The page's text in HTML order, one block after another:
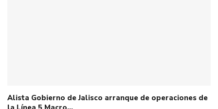
Alista Gobierno de Jalisco arranque de operaciones de